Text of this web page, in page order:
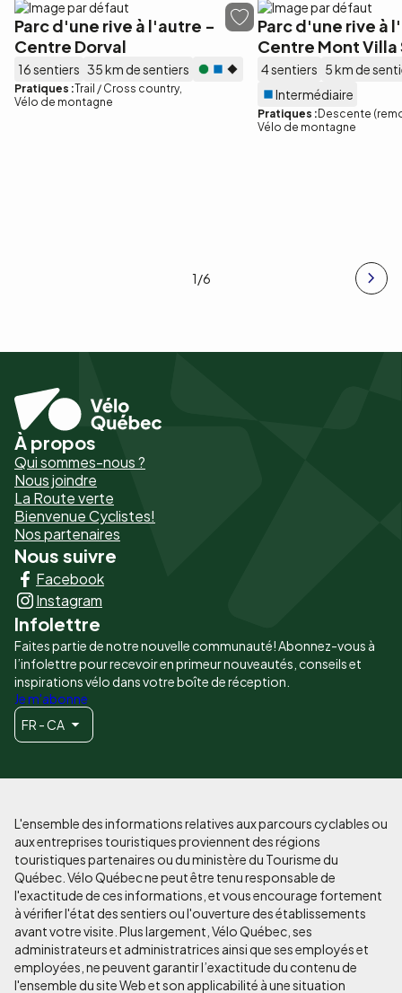
Parc d'une rive à l'autre -
Centre Dorval
16 sentiers 35 km de sentiers
Pratiques :Trail / Cross country
Vélo de montagne
Parc d'une rive à
Centre Mont Villa
4 sentiers 5 km de
Intermédiaire
Pratiques : Descente
Vélo de montagne
1/6
Pied
de
page
-
Liens
principaux
À propos
Qui sommes-nous ?
Nous joindre
La Route verte
Bienvenue Cyclistes!
Nos partenaires
Nous suivre
Facebook
Instagram
Infolettre
Faites partie de notre nouvelle communauté! Abonnez-vous à
l’infolettre pour recevoir en primeur nouveautés, conseils et
inspirations vélo dans votre boîte de réception.
Je m'abonne
FR - CA
L'ensemble des informations relatives aux parcours cyclables ou
aux entreprises touristiques proviennent des régions
touristiques partenaires ou du ministère du Tourisme du
Québec. Vélo Québec ne peut être tenu responsable de
l'exactitude de ces informations, et vous encourage fortement
à vérifier l'état des sentiers ou l'ouverture des établissements
avant votre visite. Plus largement, Vélo Québec, ses
administrateurs et administratrices ainsi que ses employés et
employées, ne peuvent garantir l’exactitude du contenu de
l'ensemble du site Web et son applicabilité à une situation